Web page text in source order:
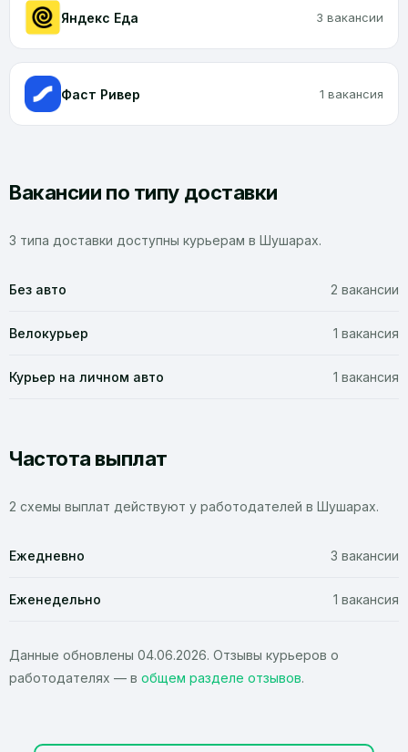
Яндекс Еда 3 вакансии
Фаст Ривер 1 вакансия
Вакансии по типу доставки
3 типа доставки доступны курьерам в Шушарах.
Без авто 2 вакансии
Велокурьер 1 вакансия
Курьер на личном авто 1 вакансия
Частота выплат
2 схемы выплат действуют у работодателей в Шушарах.
Ежедневно 3 вакансии
Еженедельно 1 вакансия
Данные обновлены 04.06.2026. Отзывы курьеров о
работодателях — в общем разделе отзывов.